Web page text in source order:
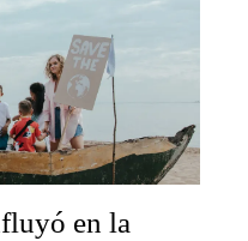
en la